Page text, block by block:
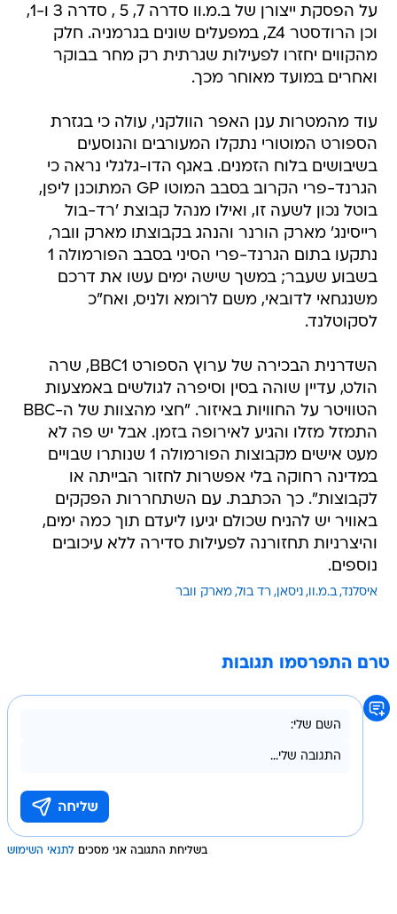
על הפסקת ייצורן של ב.מ.וו סדרה 7, 5 , סדרה 3 ו-1,
וכן הרודסטר Z4, במפעלים שונים בגרמניה. חלק
מהקווים יחזרו לפעילות שגרתית רק מחר בבוקר
ואחרים במועד מאוחר מכך.
עוד מהמטרות ענן האפר הוולקני, עולה כי בגזרת
הספורט המוטורי נתקלו המעורבים והנוסעים
בשיבושים בלוח הזמנים. באגף הדו-גלגלי נראה כי
הגרנד-פרי הקרוב בסבב המוטו GP המתוכנן ליפן,
בוטל נכון לשעה זו, ואילו מנהל קבוצת 'רד-בול
רייסינג' מארק הורנר והנהג בקבוצתו מארק וובר,
נתקעו בתום הגרנד-פרי הסיני בסבב הפורמולה 1
בשבוע שעבר; במשך שישה ימים עשו את דרכם
משנגחאי לדובאי, משם לרומא ולניס, ואח"כ
לסקוטלנד.
השדרנית הבכירה של ערוץ הספורט BBC1, שרה
הולט, עדיין שוהה בסין וסיפרה לגולשים באמצעות
הטוויטר על החוויות באיזור. "חצי מהצוות של ה-BBC
התמזל מזלו והגיע לאירופה בזמן. אבל יש פה לא
מעט אישים מקבוצות הפורמולה 1 שנותרו שבויים
במדינה רחוקה בלי אפשרות לחזור הבייתה או
לקבוצות". כך הכתבת. עם השתחררות הפקקים
באוויר יש להניח שכולם יגיעו ליעדם תוך כמה ימים,
והיצרניות תחזורנה לפעילות סדירה ללא עיכובים
נוספים.
איסלנד ב.מ.וו ניסאן רד בול מארק וובר
טרם התפרסמו תגובות
בשליחת התגובה אני מסכים לתנאי השימוש